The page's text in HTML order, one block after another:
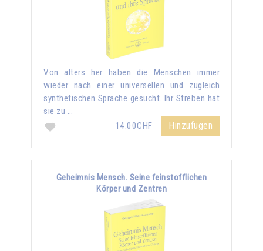
Von alters her haben die Menschen immer
wieder nach einer universellen und zugleich
synthetischen Sprache gesucht. Ihr Streben hat
sie zu …
14.00CHF
Hinzufügen
Geheimnis Mensch. Seine feinstofflichen
Körper und Zentren